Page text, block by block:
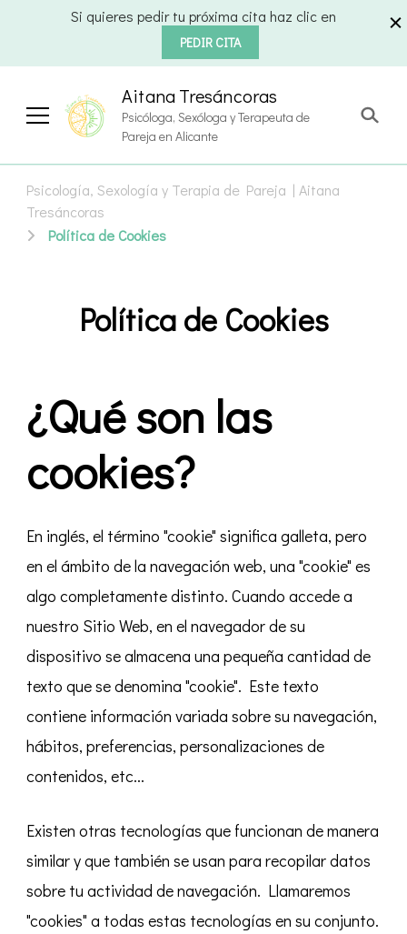
Si quieres pedir tu próxima cita haz clic en
PEDIR CITA
Aitana Tresáncoras
Psicóloga, Sexóloga y Terapeuta de
Pareja en Alicante
Psicología, Sexología y Terapia de Pareja | Aitana
Tresáncoras
Política de Cookies
Política de Cookies
¿Qué son las
cookies?
En inglés, el término "cookie" significa galleta, pero
en el ámbito de la navegación web, una "cookie" es
algo completamente distinto. Cuando accede a
nuestro Sitio Web, en el navegador de su
dispositivo se almacena una pequeña cantidad de
texto que se denomina "cookie". Este texto
contiene información variada sobre su navegación,
hábitos, preferencias, personalizaciones de
contenidos, etc...
Existen otras tecnologías que funcionan de manera
similar y que también se usan para recopilar datos
sobre tu actividad de navegación. Llamaremos
"cookies" a todas estas tecnologías en su conjunto.